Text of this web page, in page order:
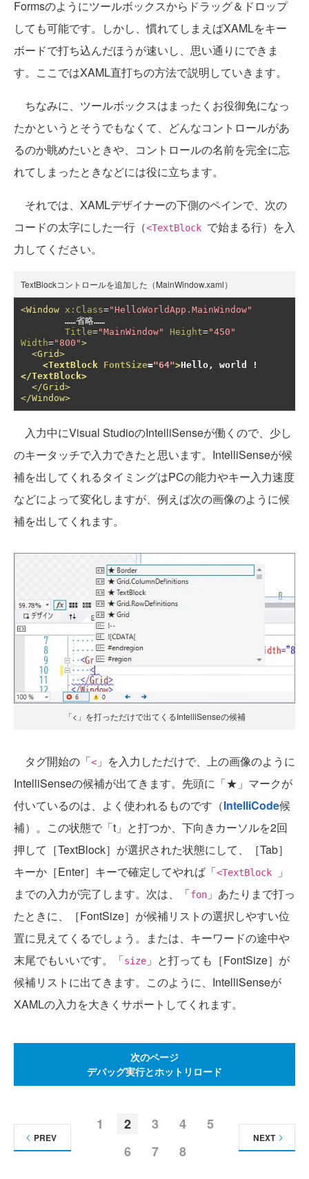
Formsのようにツールボックスからドラッグ＆ドロップ
しても可能です。しかし、慣れてしまえばXAMLをキー
ボードで打ち込んだほうが速いし、思い通りにできま
す。ここではXAML直打ちの方法で説明していきます。
ちなみに、ツールボックスはまったくお役御免になっ
たかというとそうでもなくて、どんなコントロールがあ
るのか眺めたいときや、コントロールの名前を完全に忘
れてしまったときなどには役に立ちます。
それでは、XAMLデザイナーの下側のペインで、次の
コードの太字にした一行（<TextBlock で始まる行）を入
力してください。
TextBlockコントロールを追加した（MainWindow.xaml）
<Window x:Class="HelloWorldApp.MainWindow"
Title="MainWindow" Height="450"
Width="800">
<Grid>
<TextBlock
FontSize="64">Hello, world !
</TextBlock>
</Grid>
</Window>
入力中にVisual StudioのIntelliSenseが働くので、少し
のキータッチで入力できたと思います。IntelliSenseが候
補を出してくれるタイミングはPCの能力やキー入力速度
などによって変化しますが、例えば次の画像のように候
補を出してくれます。
「<」を打っただけで出てくるIntelliSenseの候補
タグ開始の「< 」を入力しただけで、上の画像のように
IntelliSenseの候補が出てきます。先頭に「★」マークが
付いているのは、よく使われるものです（IntelliCode候
補）。この状態で「t」と打つか、下向きカーソルを2回
押して［TextBlock］が選択された状態にして、［Tab］
キーか［Enter］キーで確定してやれば「<TextBlock
」
までの入力が完了します。次は、「fon 」あたりまで打っ
たときに、［FontSize］が候補リストの選択しやすい位
置に見えてくるでしょう。または、キーワードの途中や
末尾でもいいです。「size 」と打っても［FontSize］が
候補リストに出てきます。このように、IntelliSenseが
XAMLの入力を大きくサポートしてくれます。
次のページ
デバッグ実行とホットリロード
1 2 3 4
5
6
7 8
PREV NEXT